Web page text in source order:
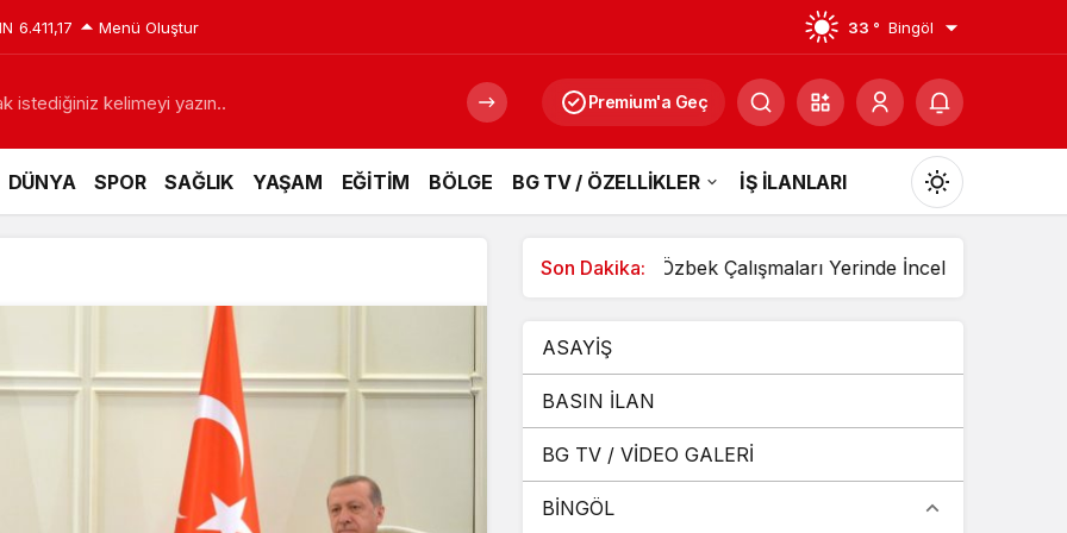
6.411,17 Menü Oluştur 33 ° Bingöl
istediğiniz kelimeyi yazın.. Premium'a Geç
DÜNYA SPOR SAĞLIK YAŞAM EĞİTİM BÖLGE BG TV / ÖZELLİKLER İŞ İLANLARI
Mod
değiştir
Gündüz Modu
Gece Modu
Gece modunu seçin.
Son Dakika:
için tarihi fırsat pencereleri açılıyor Siyaraya Zam yapıldı Özbek Çalışmaları Yerinde İnceledi
ASAYİŞ
BASIN İLAN
BG TV / VİDEO GALERİ
BİNGÖL